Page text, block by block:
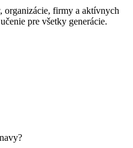
organizácie, firmy a aktívnych
pre všetky generácie.